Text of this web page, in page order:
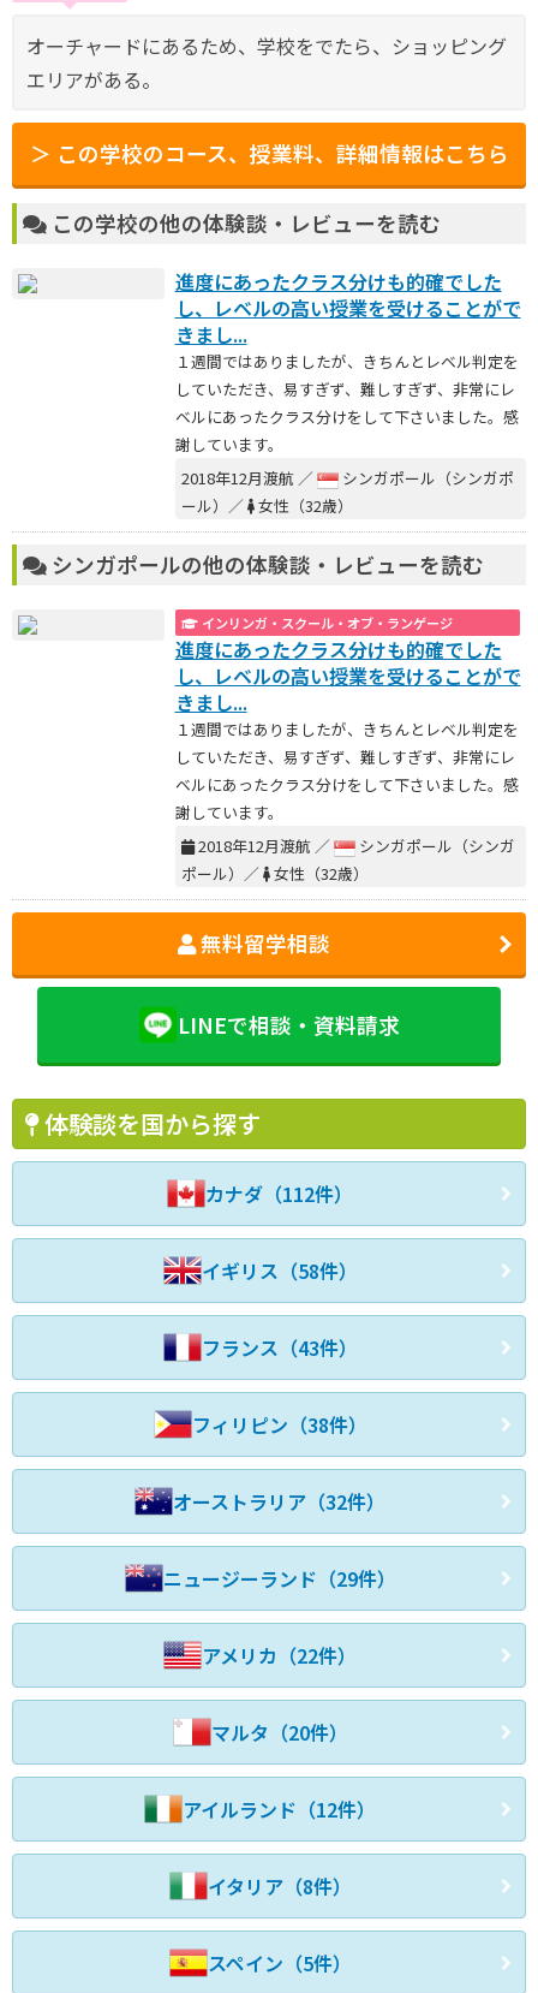
オーチャードにあるため、学校をでたら、ショッピング
エリアがある。
＞ この学校のコース、授業料、詳細情報はこちら
この学校の他の体験談・レビューを読む
進度にあったクラス分けも的確でした
し、レベルの高い授業を受けることがで
きまし...
１週間ではありましたが、きちんとレベル判定を
していただき、易すぎず、難しすぎず、非常にレ
ベルにあったクラス分けをして下さいました。感
謝しています。
2018年12月渡航 ／
シンガポール（シンガポ
ール）／ 女性（32歳）
シンガポールの他の体験談・レビューを読む
インリンガ・スクール・オブ・ランゲージ
進度にあったクラス分けも的確でした
し、レベルの高い授業を受けることがで
きまし...
１週間ではありましたが、きちんとレベル判定を
していただき、易すぎず、難しすぎず、非常にレ
ベルにあったクラス分けをして下さいました。感
謝しています。
2018年12月渡航 ／
シンガポール（シンガ
ポール）／ 女性（32歳）
無料留学相談
LINEで相談・資料請求
体験談を国から探す
カナダ（112件）
イギリス（58件）
フランス（43件）
フィリピン（38件）
オーストラリア（32件）
ニュージーランド（29件）
アメリカ（22件）
マルタ（20件）
アイルランド（12件）
イタリア（8件）
スペイン（5件）